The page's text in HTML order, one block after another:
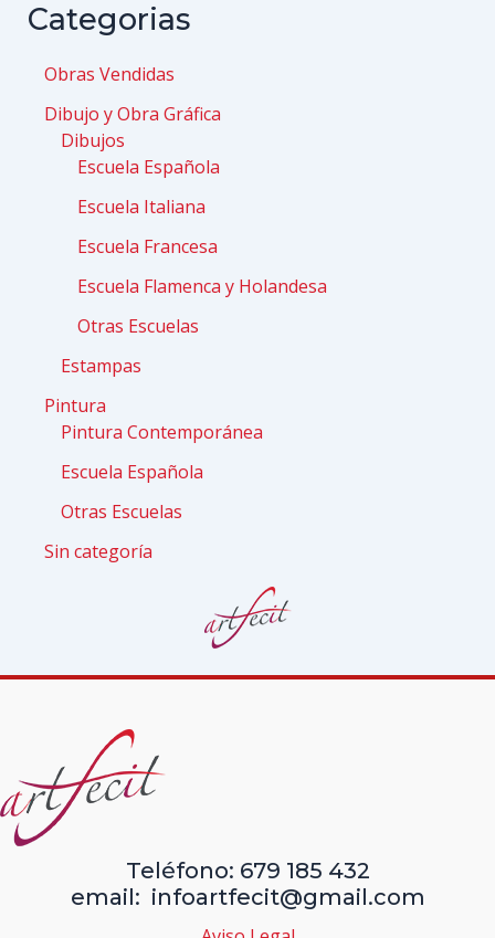
Categorias
Obras Vendidas
Dibujo y Obra Gráfica
Dibujos
Escuela Española
Escuela Italiana
Escuela Francesa
Escuela Flamenca y Holandesa
Otras Escuelas
Estampas
Pintura
Pintura Contemporánea
Escuela Española
Otras Escuelas
Sin categoría
Teléfono: 679 185 432
email: infoartfecit@gmail.com